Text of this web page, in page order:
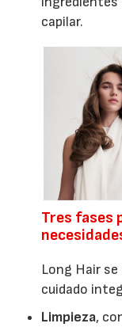
capilar.
Tres fases
Long Hair
cuidado
Limpieza,